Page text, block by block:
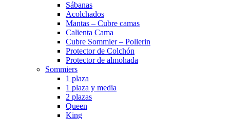
Sábanas
Acolchados
Mantas – Cubre camas
Calienta Cama
Cubre Sommier – Pollerin
Protector de Colchón
Protector de almohada
Sommiers
1 plaza
1 plaza y media
2 plazas
Queen
King